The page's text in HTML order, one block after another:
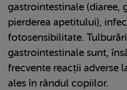
gastrointestinale (diaree,
pierderea apetitului),
fotosensibilitate.
gastrointestinale sunt,
frecvente reacții adverse
ales în rândul copiilor.